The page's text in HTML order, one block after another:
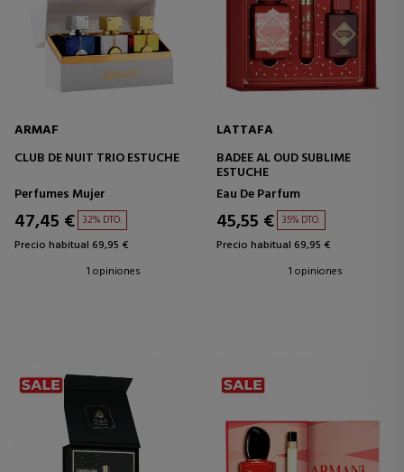
ARMAF
CLUB DE NUIT TRIO ESTUCHE
Perfumes Mujer
47,45 € 32% DTO.
Precio habitual 69,95 €
1 opiniones
LATTAFA
BADEE AL OUD SUBLIME
ESTUCHE
Eau De Parfum
45,55 € 35% DTO.
Precio habitual 69,95 €
1 opiniones